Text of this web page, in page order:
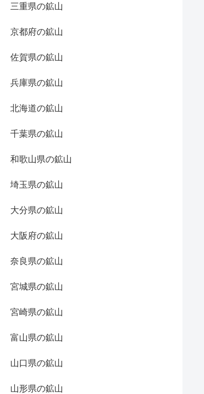
三重県の鉱山
京都府の鉱山
佐賀県の鉱山
兵庫県の鉱山
北海道の鉱山
千葉県の鉱山
和歌山県の鉱山
埼玉県の鉱山
大分県の鉱山
大阪府の鉱山
奈良県の鉱山
宮城県の鉱山
宮崎県の鉱山
富山県の鉱山
山口県の鉱山
山形県の鉱山